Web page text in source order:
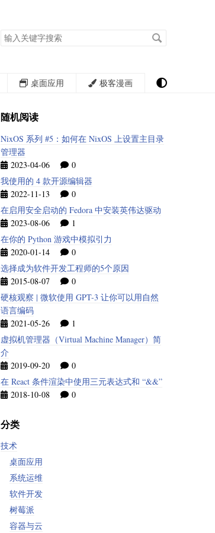
搜
索
桌面应用 极客漫画
随机阅读
NixOS 系列 #5：如何在 NixOS 上设置主目录
管理器
2023-04-06
0
我使用的 4 款开源编辑器
2022-11-13
0
在启用安全启动的 Fedora 中安装英伟达驱动
2023-08-06
1
在你的 Python 游戏中模拟引力
2020-01-14
0
选择成为软件开发工程师的5个原因
2015-08-07
0
硬核观察 | 微软使用 GPT-3 让你可以用自然
语言编码
2021-05-26
1
虚拟机管理器（Virtual Machine Manager）简
介
2019-09-20
0
在 React 条件渲染中使用三元表达式和 “&&”
2018-10-08
0
分类
技术
桌面应用
系统运维
软件开发
树莓派
容器与云